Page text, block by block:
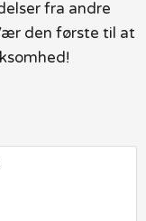
fra andre
den første til at